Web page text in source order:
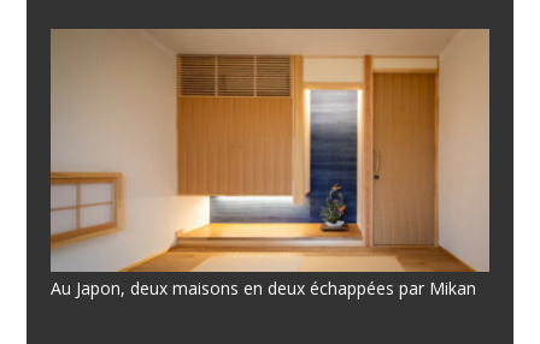
Au Japon, deux maisons en deux échappées par Mikan